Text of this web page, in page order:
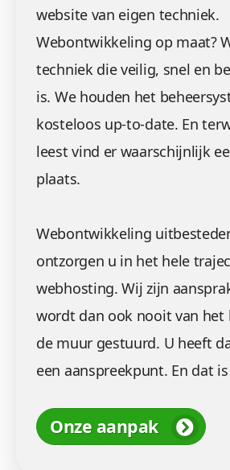
website van eigen techniek.
Webontwikkeling op maat?
techniek die veilig, snel en
is. We houden het
kosteloos up-to-date. En
leest vind er waarschijnlijk
plaats.
Webontwikkeling
ontzorgen u in het hele
webhosting. Wij zijn
wordt dan ook nooit van het
de muur gestuurd. U heeft
een aanspreekpunt. En dat
Onze aanpak